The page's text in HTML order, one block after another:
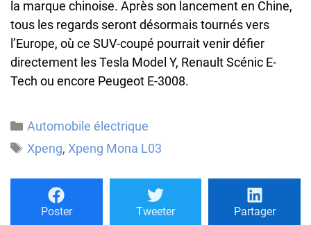
la marque chinoise. Après son lancement en Chine,
tous les regards seront désormais tournés vers
l’Europe, où ce SUV-coupé pourrait venir défier
directement les Tesla Model Y, Renault Scénic E-
Tech ou encore Peugeot E-3008.
Catégories
Automobile électrique
Étiquettes
Xpeng, Xpeng Mona L03
Poster Tweeter Partager